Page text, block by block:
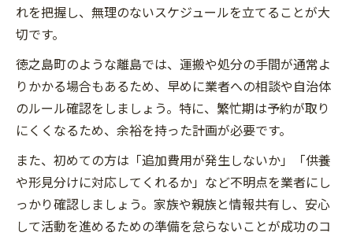
れを把握し、無理のないスケジュールを立てることが大
切です。
徳之島町のような離島では、運搬や処分の手間が通常よ
りかかる場合もあるため、早めに業者への相談や自治体
のルール確認をしましょう。特に、繁忙期は予約が取り
にくくなるため、余裕を持った計画が必要です。
また、初めての方は「追加費用が発生しないか」「供養
や形見分けに対応してくれるか」など不明点を業者にし
っかり確認しましょう。家族や親族と情報共有し、安心
して活動を進めるための準備を怠らないことが成功のコ